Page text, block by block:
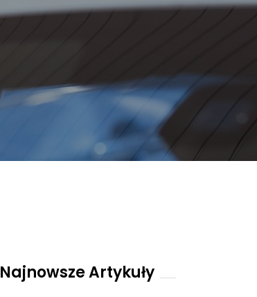
Najnowsze Artykuły